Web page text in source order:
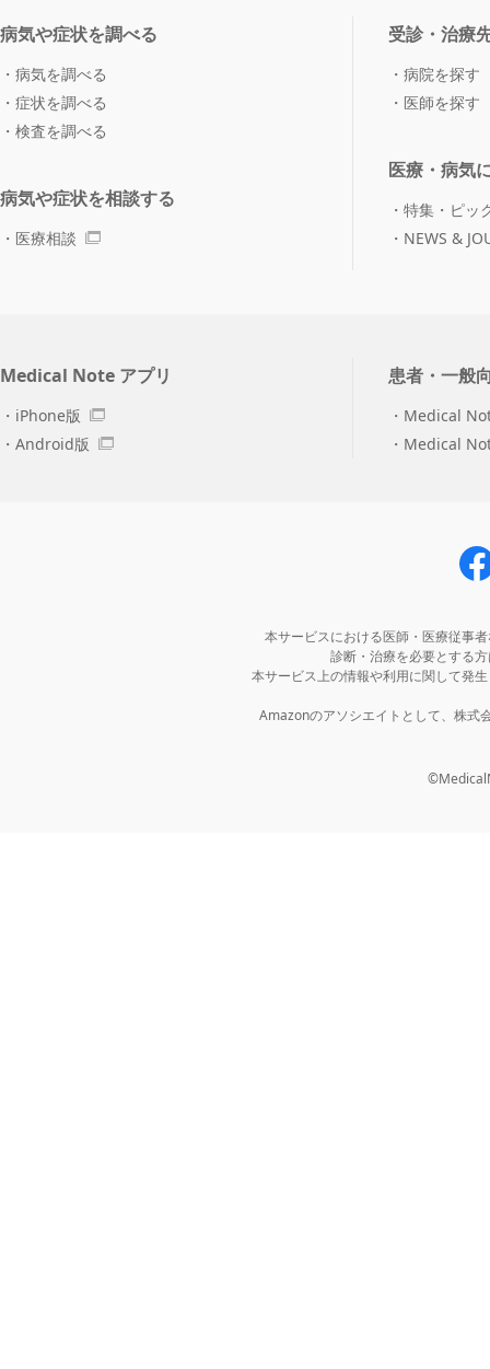
病気や症状を調べる
病気を調べる
症状を調べる
検査を調べる
病気や症状を相談する
医療相談
受診・治療
病院を探す
医師を探す
医療・病気
特集・ピッ
NEWS &
Medical Note アプリ
iPhone版
Android版
患者・一般
Medical
Medical
本サービスにおける医師・医療従事
診断・治療を必要とする
本サービス上の情報や利用に関して発
Amazonのアソシエイトとして、株式